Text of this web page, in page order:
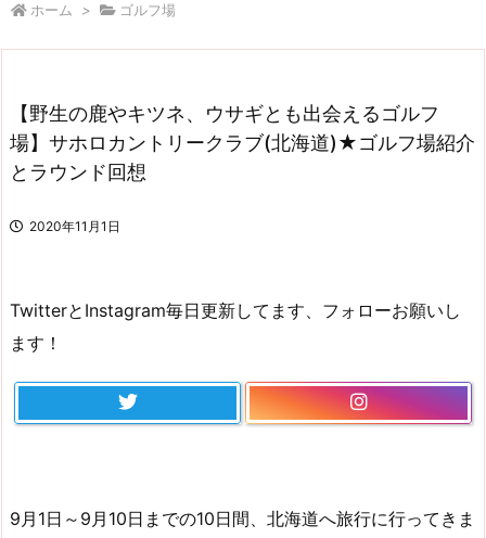
ホーム > ゴルフ場
【野生の鹿やキツネ、ウサギとも出会えるゴルフ
場】サホロカントリークラブ(北海道)★ゴルフ場紹介
とラウンド回想
2020年11月1日
TwitterとInstagram毎日更新してます、フォローお願いし
ます！
9月1日～9月10日までの10日間、北海道へ旅行に行ってきま